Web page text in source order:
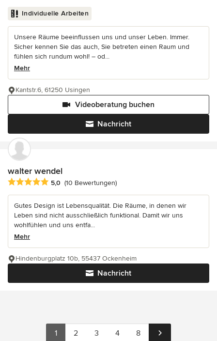
Individuelle Arbeiten
Unsere Räume beeinflussen uns und unser Leben. Immer.
Sicher kennen Sie das auch, Sie betreten einen Raum und
fühlen sich rundum wohl! – od...
Mehr
Nachricht
Videoberatung buchen
Kantstr.6, 61250 Usingen
walter wendel
Durchschnittliche Bewertung: 5 von 5 Sternen
5,0 (10 Bewertungen)
Gutes Design ist Lebensqualität. Die Räume, in denen wir
Leben sind nicht ausschließlich funktional. Damit wir uns
wohlfühlen und uns entfa...
Mehr
Nachricht
Hindenburgplatz 10b, 55437 Ockenheim
1 2 3 4 8